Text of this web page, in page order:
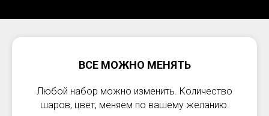
ВСЕ МОЖНО МЕНЯТЬ
Любой набор можно изменить. Количество
шаров, цвет, меняем по вашему желанию.